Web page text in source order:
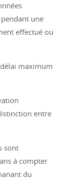
une
effectué ou
maximum
entre
sont
à compter
du